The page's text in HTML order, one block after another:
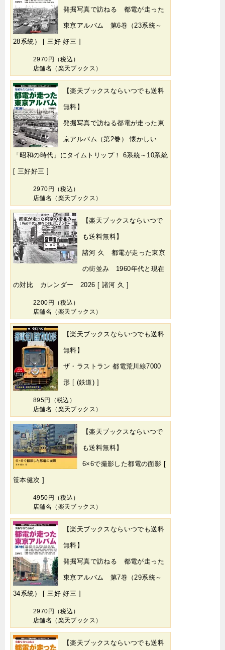
発掘写真で訪ねる 都電が走った
東京アルバム 第6巻（23系統～
28系統） [ 三好 好三 ]
2970円（税込）
店舗名（楽天ブックス）
【楽天ブックスならいつでも送料
無料】
発掘写真で訪ねる都電が走った東
京アルバム（第2巻） 懐かしい
「昭和の時代」にタイムトリップ！ 6系統～10系統
[ 三好好三 ]
2970円（税込）
店舗名（楽天ブックス）
【楽天ブックスならいつで
も送料無料】
諸河 久 都電が走った東京
の街並み 1960年代と現在
の対比 カレンダー 2026 [ 諸河 久 ]
2200円（税込）
店舗名（楽天ブックス）
【楽天ブックスならいつでも送料
無料】
ザ・ラストラン 都電荒川線7000
形 [ (鉄道) ]
895円（税込）
店舗名（楽天ブックス）
【楽天ブックスならいつで
も送料無料】
6×6で撮影した都電の面影 [
笹本健次 ]
4950円（税込）
店舗名（楽天ブックス）
【楽天ブックスならいつでも送料
無料】
発掘写真で訪ねる 都電が走った
東京アルバム 第7巻（29系統～
34系統） [ 三好 好三 ]
2970円（税込）
店舗名（楽天ブックス）
【楽天ブックスならいつでも送料